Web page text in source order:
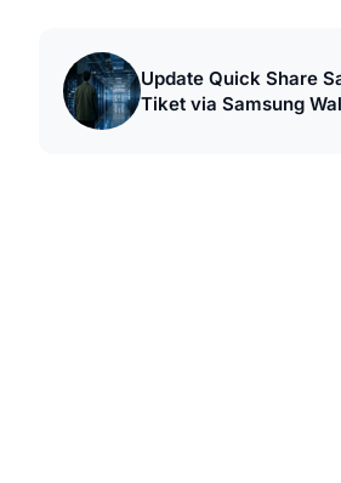
Update Quick Share
Tiket via Samsung